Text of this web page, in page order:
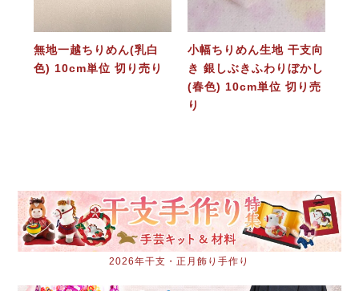
無地一越ちりめん(乳白
色) 10cm単位 切り売り
小幅ちりめん生地 干支向
き 銀しぶきふわりぼかし
(春色) 10cm単位 切り売
り
2026年干支・正月飾り手作り